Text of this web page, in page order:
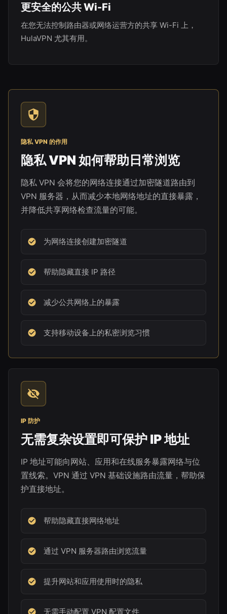
更安全的公共 Wi-Fi
在您无法控制路由器或网络运营方的共享 Wi-Fi 上，
HulaVPN 尤其有用。
隐私 VPN 的作用
隐私 VPN 如何帮助日常浏览
隐私 VPN 会将您的网络连接通过加密隧道路由到
VPN 服务器，从而减少本地网络地址的直接暴露，
并降低共享网络检查流量的可能。
为网络连接创建加密隧道
帮助隐藏直接 IP 路径
减少公共网络上的暴露
支持移动设备上的私密浏览习惯
IP 防护
无需复杂设置即可保护 IP 地址
IP 地址可能向网站、应用和在线服务暴露网络与位
置线索。VPN 通过 VPN 基础设施路由流量，帮助保
护直接地址。
帮助隐藏直接网络地址
通过 VPN 服务器路由浏览流量
提升网站和应用使用时的隐私
无需手动配置 VPN 配置文件